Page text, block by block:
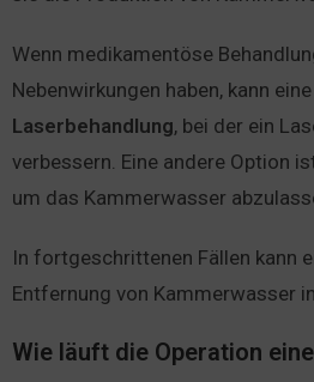
Wenn medikamentöse
Nebenwirkungen haben, kann eine
Laserbehandlung, bei der ein
verbessern. Eine andere Option
um das Kammerwasser
In fortgeschrittenen Fällen kann
Entfernung von Kammerwasser
Wie läuft die Operation